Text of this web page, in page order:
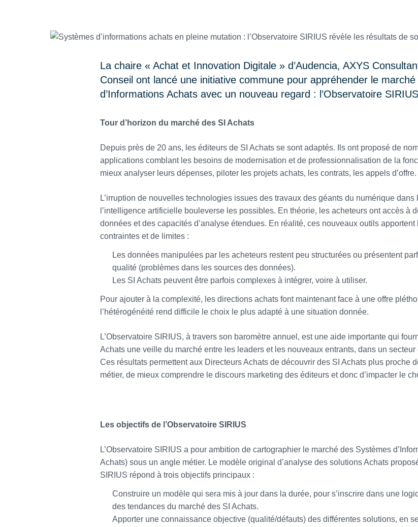
La chaire « Achat et Innovation Digitale » d’Audencia, AXYS
Conseil ont lancé une initiative commune pour appréhender le
d’Informations Achats avec un nouveau regard : l’Observatoire
Tour d’horizon du marché des SI Achats
Depuis près de 20 ans, les éditeurs de SI Achats se sont adaptés. Ils ont proposé de
applications comblant les besoins de modernisation et de professionnalisation de la
mieux analyser leurs dépenses, piloter les projets achats, les contrats, les appels d’offre.
L’irruption de nouvelles technologies issues des travaux des géants du numérique dans
l’intelligence artificielle bouleverse les possibles. En théorie, les acheteurs ont accès à
données et des capacités d’analyse étendues. En réalité, ces nouveaux outils apportent
contraintes et de limites :
Les données manipulées par les acheteurs restent peu structurées ou présentent
qualité (problèmes dans les sources des données).
Les SI Achats peuvent être parfois complexes à intégrer, voire à utiliser.
Pour ajouter à la complexité, les directions achats font maintenant face à une offre
l’hétérogénéité rend difficile le choix le plus adapté à une situation donnée.
L’Observatoire SIRIUS, à travers son baromètre annuel, est une aide importante qui
Achats une veille du marché entre les leaders et les nouveaux entrants, dans un
Ces résultats permettent aux Directeurs Achats de découvrir des SI Achats plus proche
métier, de mieux comprendre le discours marketing des éditeurs et donc d’impacter le
Les objectifs de l’Observatoire SIRIUS
L’Observatoire SIRIUS a pour ambition de cartographier le marché des Systèmes
Achats) sous un angle métier. Le modèle original d’analyse des solutions Achats
SIRIUS répond à trois objectifs principaux :
Construire un modèle qui sera mis à jour dans la durée, pour s’inscrire dans une
des tendances du marché des SI Achats.
Apporter une connaissance objective (qualité/défauts) des différentes solutions, en